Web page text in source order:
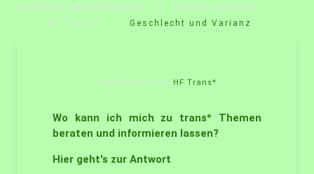
QUEERES BRANDENBURG
Handlungsfelder
HF Trans*
Geschlecht und Varianz
Veröffentlicht in HF Trans*
Wo kann ich mich zu trans* Themen
beraten und informieren lassen?
Hier geht's zur Antwort